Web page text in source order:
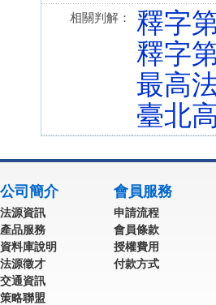
相關判解：
釋字
釋字
最高
臺北
公司簡介
法源資訊
產品服務
資料庫說明
法源徵才
交通資訊
策略聯盟
會員服務
申請流程
會員條款
授權費用
付款方式